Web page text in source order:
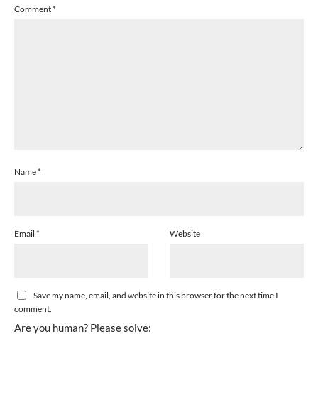
Comment*
Name*
Email * Website
Save my name, email, and website in this browser for the next time I
comment.
Are you human? Please solve: